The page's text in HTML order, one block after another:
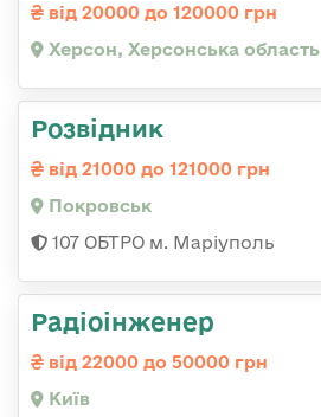
від 20000 до 120000 грн
Херсон, Херсонська область
Розвідник
від 21000 до 121000 грн
Покровськ
107 ОБТРО м. Маріуполь
Радіоінженер
від 22000 до 50000 грн
Київ